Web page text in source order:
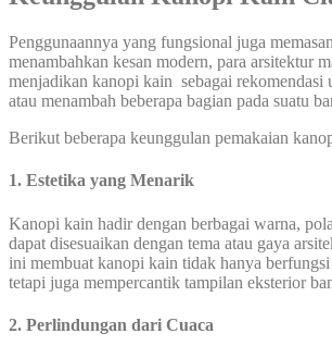
Penggunaannya yang fungsional juga
menambahkan kesan modern, para arsitektur
menjadikan kanopi kain sebagai rekomendasi
atau menambah beberapa bagian pada suatu
Berikut beberapa keunggulan pemakaian
1. Estetika yang Menarik
Kanopi kain hadir dengan berbagai warna,
dapat disesuaikan dengan tema atau gaya
ini membuat kanopi kain tidak hanya
tetapi juga mempercantik tampilan eksterior
2. Perlindungan dari Cuaca